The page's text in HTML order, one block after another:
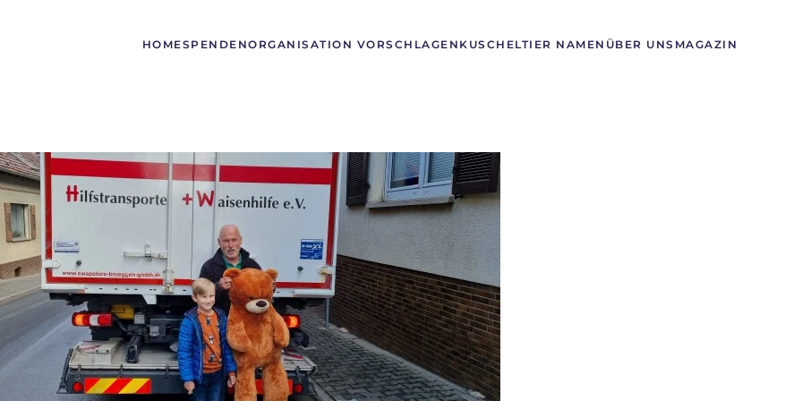
HOMESPENDENORGANISATION VORSCHLAGEN KUSCHELTIER NAMEN ÜBER UNS MAGAZIN